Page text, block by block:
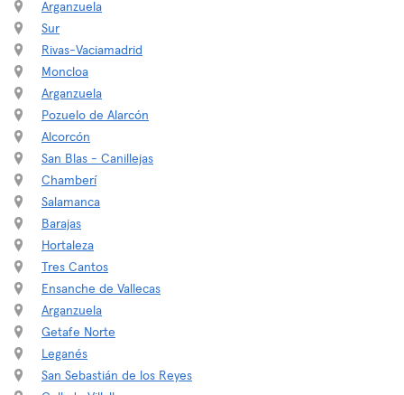
Arganzuela
Sur
Rivas-Vaciamadrid
Moncloa
Arganzuela
Pozuelo de Alarcón
Alcorcón
San Blas - Canillejas
Chamberí
Salamanca
Barajas
Hortaleza
Tres Cantos
Ensanche de Vallecas
Arganzuela
Getafe Norte
Leganés
San Sebastián de los Reyes